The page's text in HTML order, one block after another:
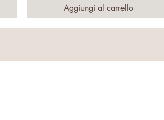
Aggiungi al carrello